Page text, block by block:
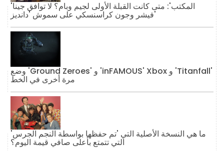
'المكتب': متى كانت القبلة الأولى لجيم وبام؟ لا توافق جينا
فيشر وجون كراسنسكي على سموش 'دانديز'
وضع 'Ground Zeroes' و 'inFAMOUS' Xbox و 'Titanfall'
مرة أخرى في الخط
ما هي النسخة الأصلية التي 'تم حفظها بواسطة النجم الجرس'
التي تتمتع بأعلى صافي قيمة اليوم؟